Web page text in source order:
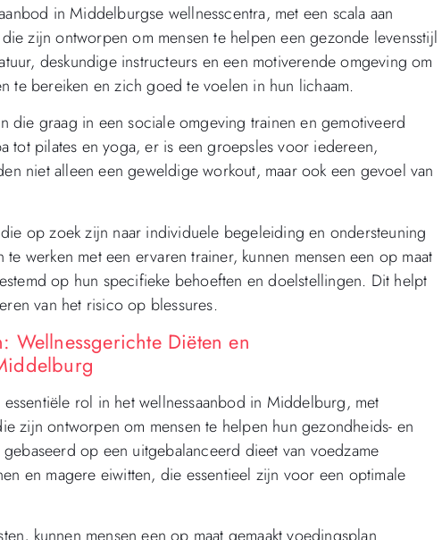
in Middelburgse wellnesscentra, met een scala aan
zijn ontworpen om mensen te helpen een gezonde levensstijl
deskundige instructeurs en een motiverende omgeving om
te bereiken en zich goed te voelen in hun lichaam.
die graag in een sociale omgeving trainen en gemotiveerd
tot pilates en yoga, er is een groepsles voor iedereen,
niet alleen een geweldige workout, maar ook een gevoel van
op zoek zijn naar individuele begeleiding en ondersteuning
werken met een ervaren trainer, kunnen mensen een op maat
op hun specifieke behoeften en doelstellingen. Dit helpt
van het risico op blessures.
Wellnessgerichte Diëten en
rol in het wellnessaanbod in Middelburg, met
zijn ontworpen om mensen te helpen hun gezondheids- en
op een uitgebalanceerd dieet van voedzame
en magere eiwitten, die essentieel zijn voor een optimale